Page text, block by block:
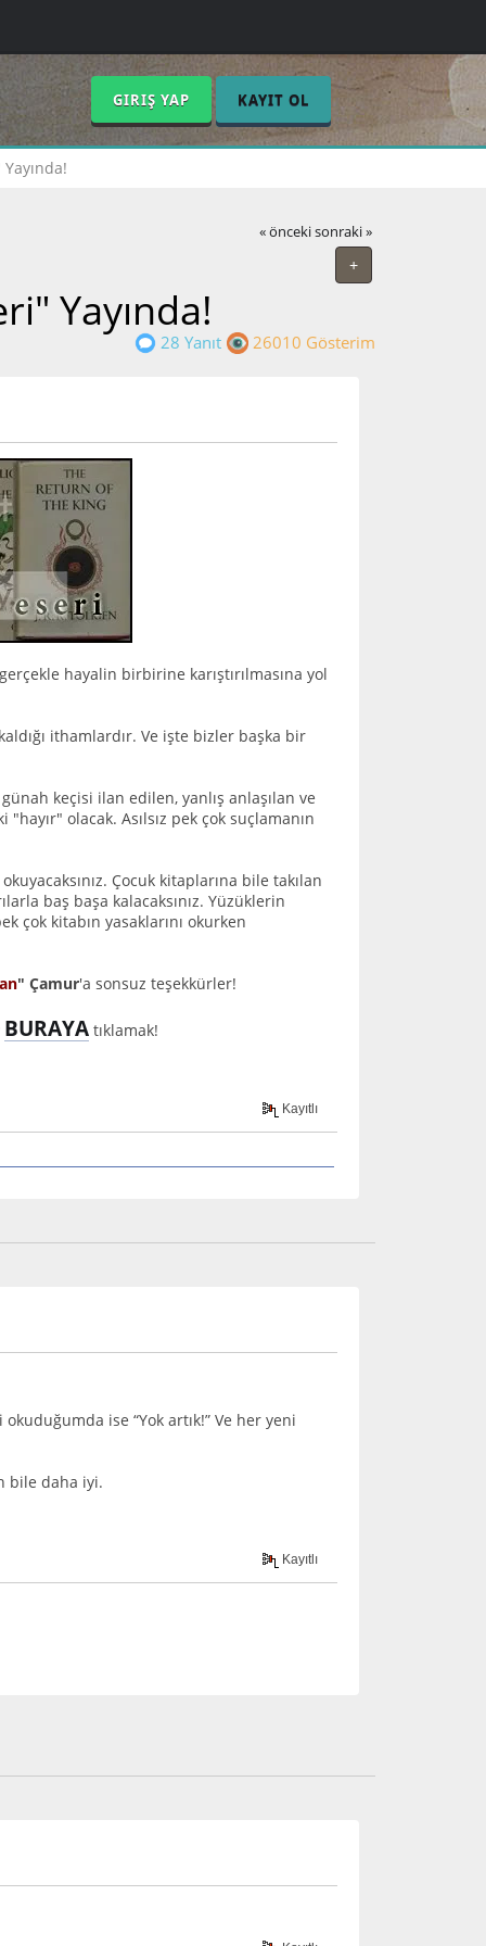
GIRIŞ YAP KAYIT OL
« önceki sonraki »
+
Yayında!
28 Yanıt 26010 Gösterim
hayalin birbirine karıştırılmasına yol
ithamlardır. Ve işte bizler başka bir
keçisi ilan edilen, yanlış anlaşılan ve
olacak. Asılsız pek çok suçlamanın
Çocuk kitaplarına bile takılan
baş başa kalacaksınız. Yüzüklerin
çok kitabın yasaklarını okurken
" Çamur'a sonsuz teşekkürler!
BURAYA tıklamak!
Kayıtlı
ise “Yok artık!” Ve her yeni
bile daha iyi.
Kayıtlı